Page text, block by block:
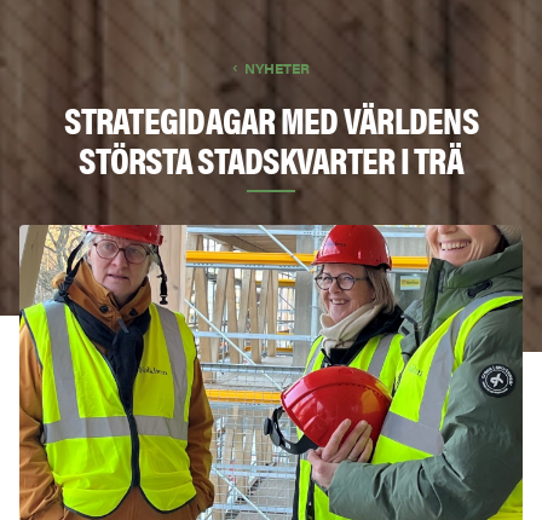
NYHETER
STRATEGIDAGAR MED VÄRLDENS
STÖRSTA STADSKVARTER I TRÄ